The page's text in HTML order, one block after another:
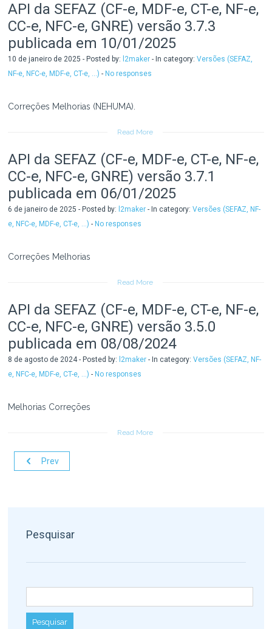
API da SEFAZ (CF-e, MDF-e, CT-e, NF-e,
CC-e, NFC-e, GNRE) versão 3.7.3
publicada em 10/01/2025
10 de janeiro de 2025 - Posted by: l2maker - In category:Versões (SEFAZ,
NF-e, NFC-e, MDF-e, CT-e, ...) - No responses
Correções Melhorias (NEHUMA).
Read More
API da SEFAZ (CF-e, MDF-e, CT-e, NF-e,
CC-e, NFC-e, GNRE) versão 3.7.1
publicada em 06/01/2025
6 de janeiro de 2025 - Posted by: l2maker - In category:Versões (SEFAZ, NF-
e, NFC-e, MDF-e, CT-e, ...) - No responses
Correções Melhorias
Read More
API da SEFAZ (CF-e, MDF-e, CT-e, NF-e,
CC-e, NFC-e, GNRE) versão 3.5.0
publicada em 08/08/2024
8 de agosto de 2024 - Posted by: l2maker - In category:Versões (SEFAZ, NF-
e, NFC-e, MDF-e, CT-e, ...) - No responses
Melhorias Correções
Read More
Prev
Pesquisar